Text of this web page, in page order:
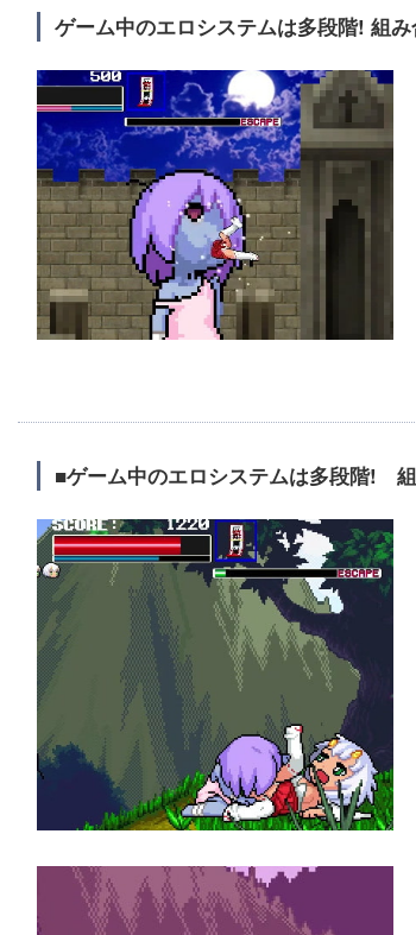
ゲーム中のエロシステムは多段階! 組
■ゲーム中のエロシステムは多段階!